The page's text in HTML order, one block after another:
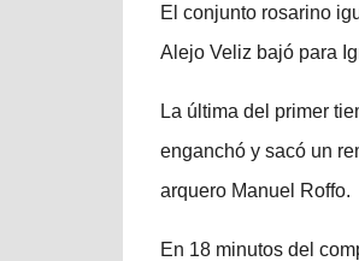
El conjunto rosarino
Alejo Veliz bajó para
La última del primer
enganchó y sacó un
arquero Manuel Roffo.
En 18 minutos del